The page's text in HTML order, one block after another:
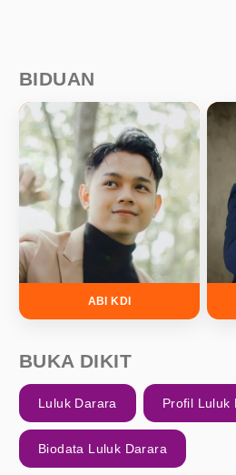
BIDUAN
ABI KDI
BUKA DIKIT
Luluk Darara Profil Luluk
Biodata Luluk Darara